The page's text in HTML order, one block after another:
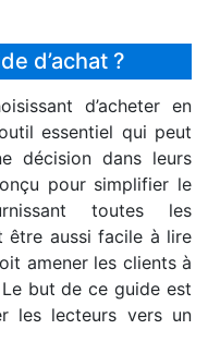
d’achat ?
d’acheter en
essentiel qui peut
décision dans leurs
pour simplifier le
toutes les
être aussi facile à lire
amener les clients à
Le but de ce guide est
les lecteurs vers un